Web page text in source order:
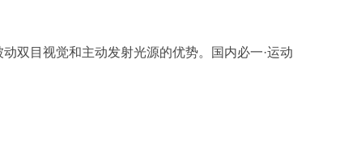
双目视觉和主动发射光源的优势。国内必一·运动